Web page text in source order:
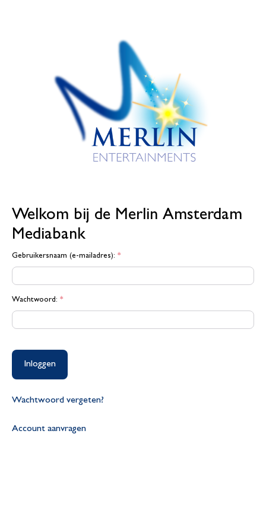
Welkom bij de Merlin Amsterdam
Mediabank
Gebruikersnaam (e-mailadres): *
Wachtwoord: *
Inloggen
Wachtwoord vergeten?
Account aanvragen